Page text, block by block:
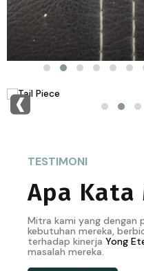
‹
TESTIMONI
Apa Kata
Mitra kami yang dengan
kebutuhan mereka,
terhadap kinerja Yong
masalah mereka.